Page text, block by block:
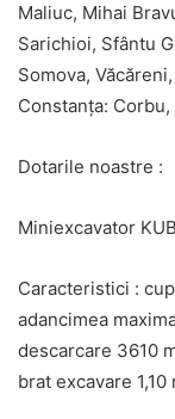
Maliuc, Mihai
Sarichioi, Sfântu
Somova,
Constanța:
Dotarile noastre :
Miniexcavator
Caracteristici :
adancimea
descarcare 3610
brat excavare 1,10